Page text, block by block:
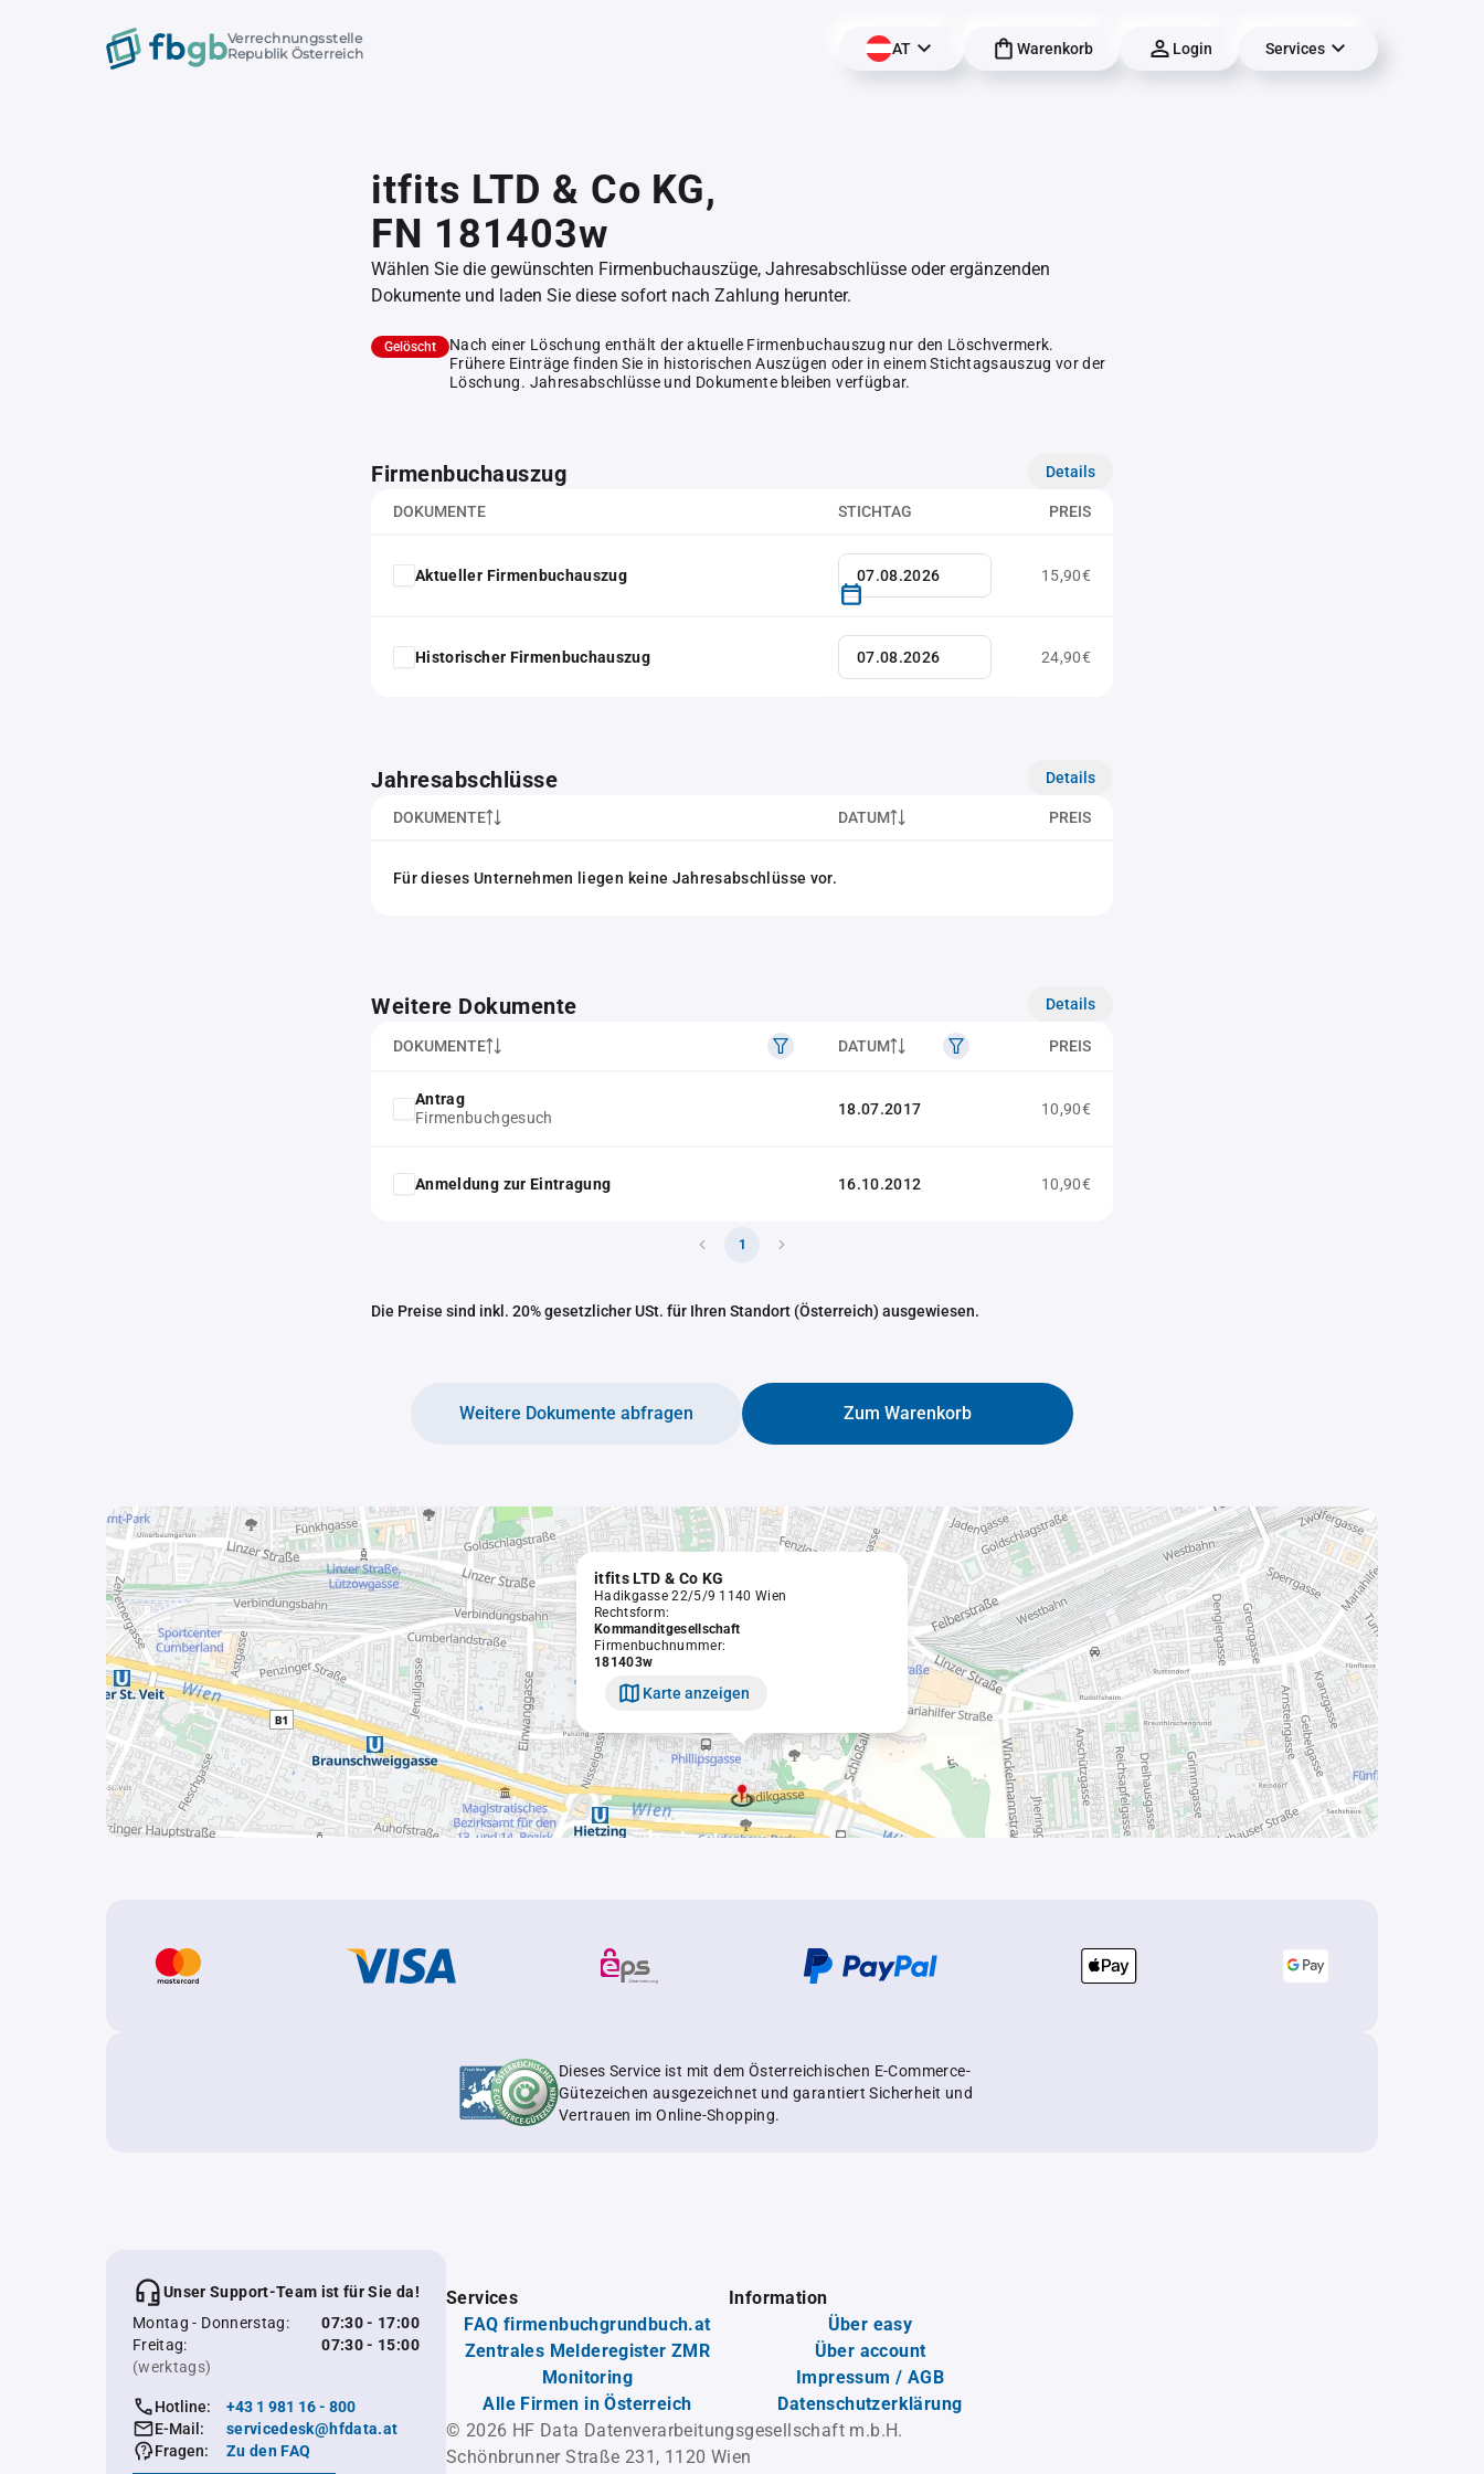
Verrechnungsstelle
Republik Österreich
AT Warenkorb Login Services
itfits LTD & Co KG,
FN 181403w
Wählen Sie die gewünschten Firmenbuchauszüge, Jahresabschlüsse oder ergänzenden
Dokumente und laden Sie diese sofort nach Zahlung herunter.
Gelöscht
Nach einer Löschung enthält der aktuelle Firmenbuchauszug nur den Löschvermerk.
Frühere Einträge finden Sie in historischen Auszügen oder in einem Stichtagsauszug vor der
Löschung. Jahresabschlüsse und Dokumente bleiben verfügbar.
Firmenbuchauszug Details
DOKUMENTE STICHTAG PREIS
Aktueller Firmenbuchauszug 15,90€
Historischer Firmenbuchauszug 24,90€
Jahresabschlüsse Details
DOKUMENTE DATUM PREIS
Für dieses Unternehmen liegen keine Jahresabschlüsse vor.
Weitere Dokumente Details
DOKUMENTE DATUM PREIS
Antrag
Firmenbuchgesuch
18.07.2017 10,90€
Anmeldung zur Eintragung 16.10.2012 10,90€
1
Die Preise sind inkl. 20% gesetzlicher USt. für Ihren Standort (Österreich) ausgewiesen.
Zum Warenkorb
Weitere Dokumente abfragen
itfits LTD & Co KG
Hadikgasse 22/5/9 1140 Wien
Rechtsform:
Kommanditgesellschaft
Firmenbuchnummer:
181403w
Karte anzeigen
Dieses Service ist mit dem Österreichischen E-Commerce-
Gütezeichen ausgezeichnet und garantiert Sicherheit und
Vertrauen im Online-Shopping.
Unser Support-Team ist für Sie da!
Montag - Donnerstag:
07:30 - 17:00
Freitag:
07:30 - 15:00
(werktags)
Hotline:
+43 1 981 16 - 800
E-Mail:
servicedesk@hfdata.at
Fragen:
Zu den FAQ
Services
FAQ firmenbuchgrundbuch.at
Zentrales Melderegister ZMR
Monitoring
Alle Firmen in Österreich
Information
Über easy
Über account
Impressum / AGB
Datenschutzerklärung
© 2026 HF Data Datenverarbeitungsgesellschaft m.b.H.
Schönbrunner Straße 231, 1120 Wien